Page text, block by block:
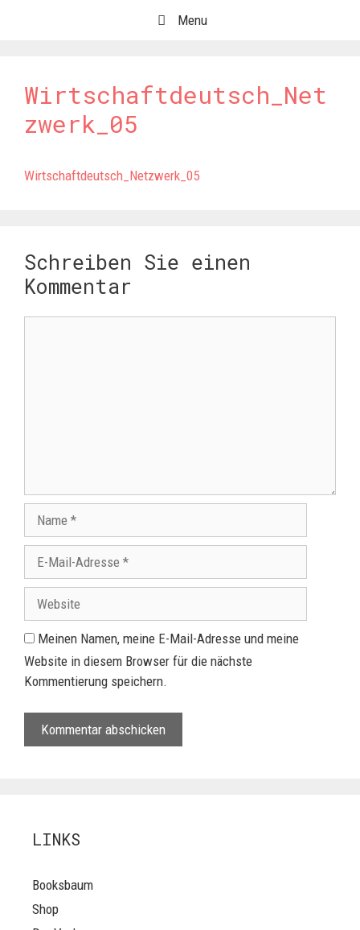
Menu
Wirtschaftdeutsch_Net
zwerk_05
Wirtschaftdeutsch_Netzwerk_05
Schreiben Sie einen
Kommentar
Meinen Namen, meine E-Mail-Adresse und meine
Website in diesem Browser für die nächste
Kommentierung speichern.
LINKS
Booksbaum
Shop